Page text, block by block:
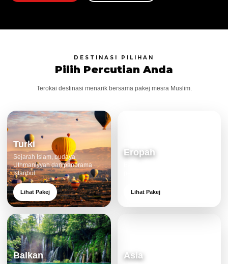
DESTINASI PILIHAN
Pilih Percutian Anda
Terokai destinasi menarik bersama pakej mesra Muslim.
Turki
Sejarah Islam, budaya
Uthmaniyyah dan panorama
Istanbul.
Lihat Pakej
Eropah
Lihat Pakej
Balkan Asia